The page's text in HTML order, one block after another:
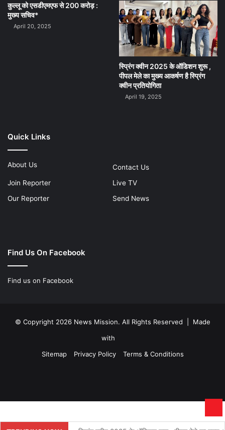
कुल्लू को एसडीएमएफ से 200 करोड़ :
मुख्य सचिव*
April 20, 2025
स्प्रिंग क्वीन 2025 के ऑडिशन शुरू ,
पीपल मेले का मुख्य आकर्षण है स्प्रिंग
क्वीन प्रतियोगिता
April 19, 2025
Quick Links
About Us
Contact Us
Join Reporter
Live TV
Our Reporter
Send News
Find Us On Facebook
Find us on Facebook
© Copyright 2026 News Mission. All Rights Reserved | Made
with
Sitemap
Privacy Policy Terms & Conditions